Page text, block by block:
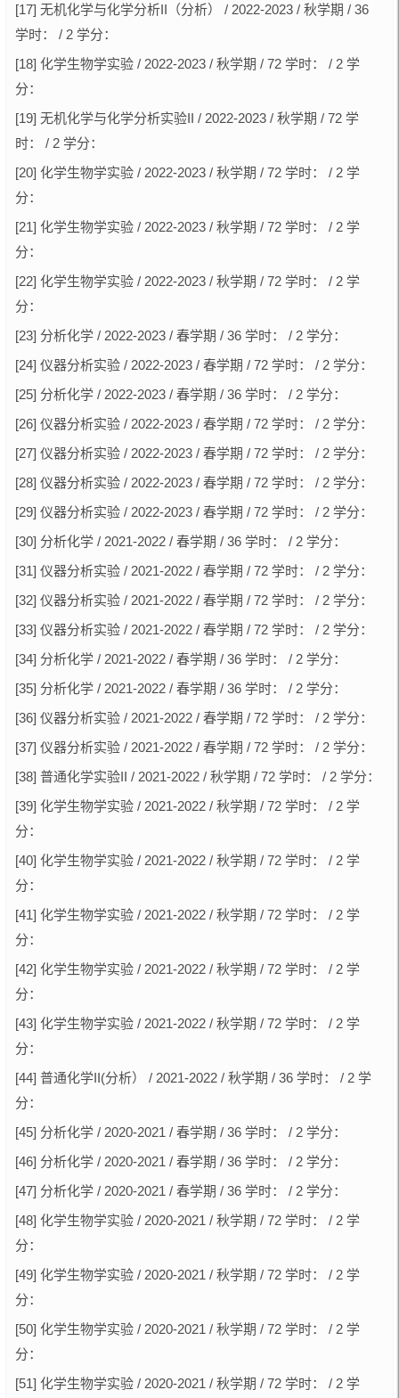
[17] 无机化学与化学分析II（分析） / 2022-2023 / 秋学期 / 36
学时： / 2 学分：
[18] 化学生物学实验 / 2022-2023 / 秋学期 / 72 学时： / 2 学
分：
[19] 无机化学与化学分析实验II / 2022-2023 / 秋学期 / 72 学
时： / 2 学分：
[20] 化学生物学实验 / 2022-2023 / 秋学期 / 72 学时： / 2 学
分：
[21] 化学生物学实验 / 2022-2023 / 秋学期 / 72 学时： / 2 学
分：
[22] 化学生物学实验 / 2022-2023 / 秋学期 / 72 学时： / 2 学
分：
[23] 分析化学 / 2022-2023 / 春学期 / 36 学时： / 2 学分：
[24] 仪器分析实验 / 2022-2023 / 春学期 / 72 学时： / 2 学分：
[25] 分析化学 / 2022-2023 / 春学期 / 36 学时： / 2 学分：
[26] 仪器分析实验 / 2022-2023 / 春学期 / 72 学时： / 2 学分：
[27] 仪器分析实验 / 2022-2023 / 春学期 / 72 学时： / 2 学分：
[28] 仪器分析实验 / 2022-2023 / 春学期 / 72 学时： / 2 学分：
[29] 仪器分析实验 / 2022-2023 / 春学期 / 72 学时： / 2 学分：
[30] 分析化学 / 2021-2022 / 春学期 / 36 学时： / 2 学分：
[31] 仪器分析实验 / 2021-2022 / 春学期 / 72 学时： / 2 学分：
[32] 仪器分析实验 / 2021-2022 / 春学期 / 72 学时： / 2 学分：
[33] 仪器分析实验 / 2021-2022 / 春学期 / 72 学时： / 2 学分：
[34] 分析化学 / 2021-2022 / 春学期 / 36 学时： / 2 学分：
[35] 分析化学 / 2021-2022 / 春学期 / 36 学时： / 2 学分：
[36] 仪器分析实验 / 2021-2022 / 春学期 / 72 学时： / 2 学分：
[37] 仪器分析实验 / 2021-2022 / 春学期 / 72 学时： / 2 学分：
[38] 普通化学实验II / 2021-2022 / 秋学期 / 72 学时： / 2 学分：
[39] 化学生物学实验 / 2021-2022 / 秋学期 / 72 学时： / 2 学
分：
[40] 化学生物学实验 / 2021-2022 / 秋学期 / 72 学时： / 2 学
分：
[41] 化学生物学实验 / 2021-2022 / 秋学期 / 72 学时： / 2 学
分：
[42] 化学生物学实验 / 2021-2022 / 秋学期 / 72 学时： / 2 学
分：
[43] 化学生物学实验 / 2021-2022 / 秋学期 / 72 学时： / 2 学
分：
[44] 普通化学II(分析） / 2021-2022 / 秋学期 / 36 学时： / 2 学
分：
[45] 分析化学 / 2020-2021 / 春学期 / 36 学时： / 2 学分：
[46] 分析化学 / 2020-2021 / 春学期 / 36 学时： / 2 学分：
[47] 分析化学 / 2020-2021 / 春学期 / 36 学时： / 2 学分：
[48] 化学生物学实验 / 2020-2021 / 秋学期 / 72 学时： / 2 学
分：
[49] 化学生物学实验 / 2020-2021 / 秋学期 / 72 学时： / 2 学
分：
[50] 化学生物学实验 / 2020-2021 / 秋学期 / 72 学时： / 2 学
分：
[51] 化学生物学实验 / 2020-2021 / 秋学期 / 72 学时： / 2 学